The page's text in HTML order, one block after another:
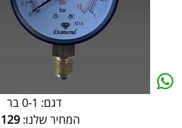
דגם: 0-1 בר
המחיר שלנו:129